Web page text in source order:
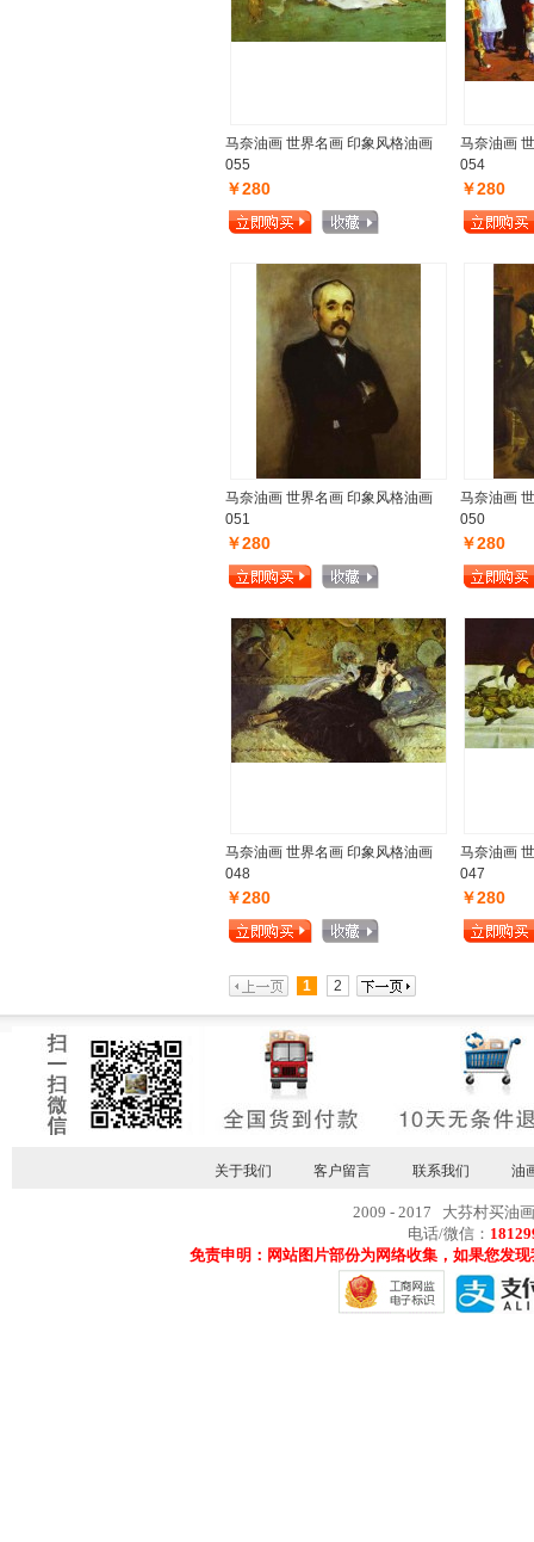
马奈油画 世界名画 印象风格油画
055
￥280
马奈油画
054
￥280
马奈油画 世界名画 印象风格油画
051
￥280
马奈油画
050
￥280
马奈油画 世界名画 印象风格油画
048
￥280
马奈油画
047
￥280
1 2
关于我们 客户留言 联系我们 油
2009 - 2017 大芬村买油
电话/微信：
免责申明：网站图片部份为网络收集，如果您发